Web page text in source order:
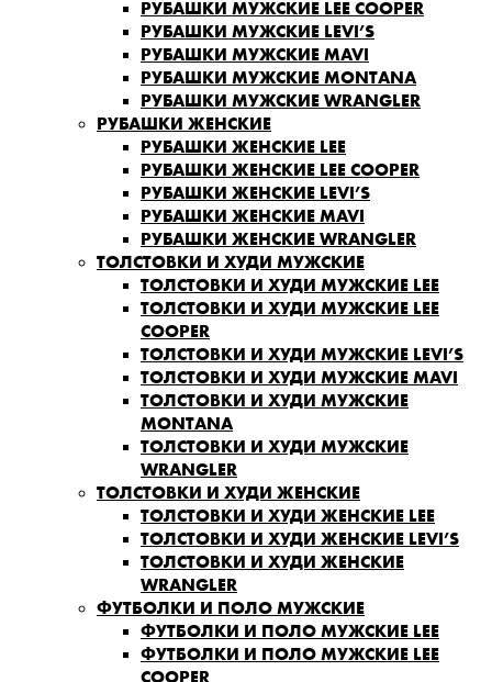
РУБАШКИ МУЖСКИЕ LEE COOPER
РУБАШКИ МУЖСКИЕ LEVI’S
РУБАШКИ МУЖСКИЕ MAVI
РУБАШКИ МУЖСКИЕ MONTANA
РУБАШКИ МУЖСКИЕ WRANGLER
РУБАШКИ ЖЕНСКИЕ
РУБАШКИ ЖЕНСКИЕ LEE
РУБАШКИ ЖЕНСКИЕ LEE COOPER
РУБАШКИ ЖЕНСКИЕ LEVI’S
РУБАШКИ ЖЕНСКИЕ MAVI
РУБАШКИ ЖЕНСКИЕ WRANGLER
ТОЛСТОВКИ И ХУДИ МУЖСКИЕ
ТОЛСТОВКИ И ХУДИ МУЖСКИЕ LEE
ТОЛСТОВКИ И ХУДИ МУЖСКИЕ LEE
COOPER
ТОЛСТОВКИ И ХУДИ МУЖСКИЕ LEVI’S
ТОЛСТОВКИ И ХУДИ МУЖСКИЕ MAVI
ТОЛСТОВКИ И ХУДИ МУЖСКИЕ
MONTANA
ТОЛСТОВКИ И ХУДИ МУЖСКИЕ
WRANGLER
ТОЛСТОВКИ И ХУДИ ЖЕНСКИЕ
ТОЛСТОВКИ И ХУДИ ЖЕНСКИЕ LEE
ТОЛСТОВКИ И ХУДИ ЖЕНСКИЕ LEVI’S
ТОЛСТОВКИ И ХУДИ ЖЕНСКИЕ
WRANGLER
ФУТБОЛКИ И ПОЛО МУЖСКИЕ
ФУТБОЛКИ И ПОЛО МУЖСКИЕ LEE
ФУТБОЛКИ И ПОЛО МУЖСКИЕ LEE
COOPER